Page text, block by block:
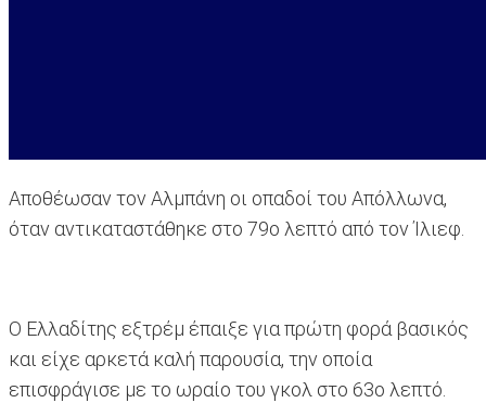
Αποθέωσαν τον Αλμπάνη οι οπαδοί του Απόλλωνα,
όταν αντικαταστάθηκε στο 79ο λεπτό από τον Ίλιεφ.
Ο Ελλαδίτης εξτρέμ έπαιξε για πρώτη φορά βασικός
και είχε αρκετά καλή παρουσία, την οποία
επισφράγισε με το ωραίο του γκολ στο 63ο λεπτό.